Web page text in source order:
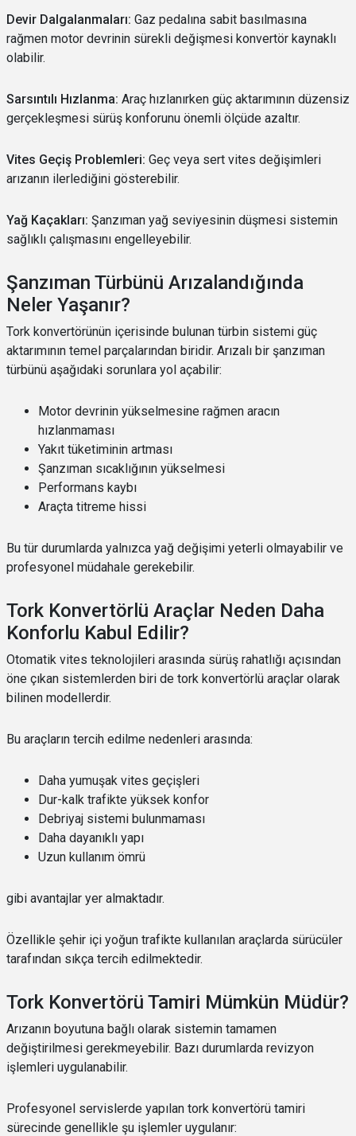
Devir Dalgalanmaları: Gaz pedalına sabit basılmasına
rağmen motor devrinin sürekli değişmesi konvertör kaynaklı
olabilir.
Sarsıntılı Hızlanma: Araç hızlanırken güç aktarımının düzensiz
gerçekleşmesi sürüş konforunu önemli ölçüde azaltır.
Vites Geçiş Problemleri: Geç veya sert vites değişimleri
arızanın ilerlediğini gösterebilir.
Yağ Kaçakları: Şanzıman yağ seviyesinin düşmesi sistemin
sağlıklı çalışmasını engelleyebilir.
Şanzıman Türbünü Arızalandığında
Neler Yaşanır?
Tork konvertörünün içerisinde bulunan türbin sistemi güç
aktarımının temel parçalarından biridir. Arızalı bir şanzıman
türbünü aşağıdaki sorunlara yol açabilir:
Motor devrinin yükselmesine rağmen aracın
hızlanmaması
Yakıt tüketiminin artması
Şanzıman sıcaklığının yükselmesi
Performans kaybı
Araçta titreme hissi
Bu tür durumlarda yalnızca yağ değişimi yeterli olmayabilir ve
profesyonel müdahale gerekebilir.
Tork Konvertörlü Araçlar Neden Daha
Konforlu Kabul Edilir?
Otomatik vites teknolojileri arasında sürüş rahatlığı açısından
öne çıkan sistemlerden biri de tork konvertörlü araçlar olarak
bilinen modellerdir.
Bu araçların tercih edilme nedenleri arasında:
Daha yumuşak vites geçişleri
Dur-kalk trafikte yüksek konfor
Debriyaj sistemi bulunmaması
Daha dayanıklı yapı
Uzun kullanım ömrü
gibi avantajlar yer almaktadır.
Özellikle şehir içi yoğun trafikte kullanılan araçlarda sürücüler
tarafından sıkça tercih edilmektedir.
Tork Konvertörü Tamiri Mümkün Müdür?
Arızanın boyutuna bağlı olarak sistemin tamamen
değiştirilmesi gerekmeyebilir. Bazı durumlarda revizyon
işlemleri uygulanabilir.
Profesyonel servislerde yapılan tork konvertörü tamiri
sürecinde genellikle şu işlemler uygulanır: